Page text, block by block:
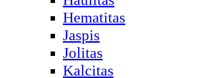
Hematitas
Jaspis
Jolitas
Kalcitas